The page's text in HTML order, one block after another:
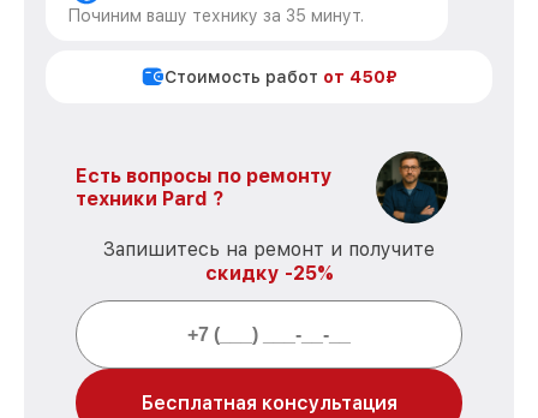
Починим вашу технику за 35 минут.
Стоимость работ от 450₽
Есть вопросы по ремонту
техники Pard ?
Запишитесь на ремонт и получите
скидку -25%
Бесплатная консультация